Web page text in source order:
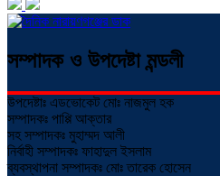
সম্পাদক ও উপদেষ্টা মন্ডলী
উপদেষ্টাঃ এডভোকেট মোঃ নাজমুল হক
সম্পাদকঃ পাপ্পি আক্তার
সহ সম্পাদকঃ মুহাম্মদ আলী
নির্বাহী সম্পাদকঃ ফাহাদুল ইসলাম
ব্যবস্থাপনা সম্পাদকঃ মোঃ তারেক হোসেন